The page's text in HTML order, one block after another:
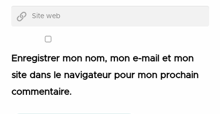
Enregistrer mon nom, mon e-mail et mon
site dans le navigateur pour mon prochain
commentaire.